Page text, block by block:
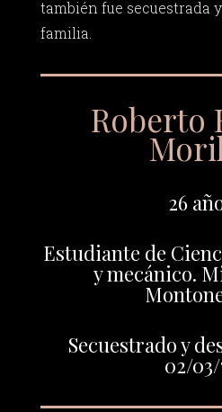
también fue secuestrada
familia.
Roberto
26
Estudiante de
y mecánico.
Secuestrado y
02/